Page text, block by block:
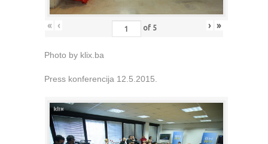
« ‹ of 5 › »
Photo by klix.ba
Press konferencija 12.5.2015.